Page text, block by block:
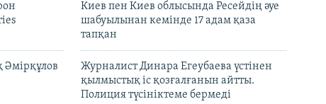
Киев пен Киев облысында Ресейдің әуе
шабуылынан кемінде 17 адам қаза
тапқан
Әмірқұлов
Журналист Динара Егеубаева үстінен
қылмыстық іс қозғалғанын айтты.
Полиция түсініктеме бермеді